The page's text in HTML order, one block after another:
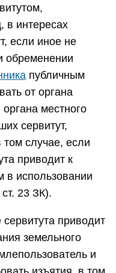
в интересах
если иное не
обременении
публичным
от органа
местного
сервитут,
случае, если
приводит к
в использовании
23 ЗК).
приводит
земельного
и